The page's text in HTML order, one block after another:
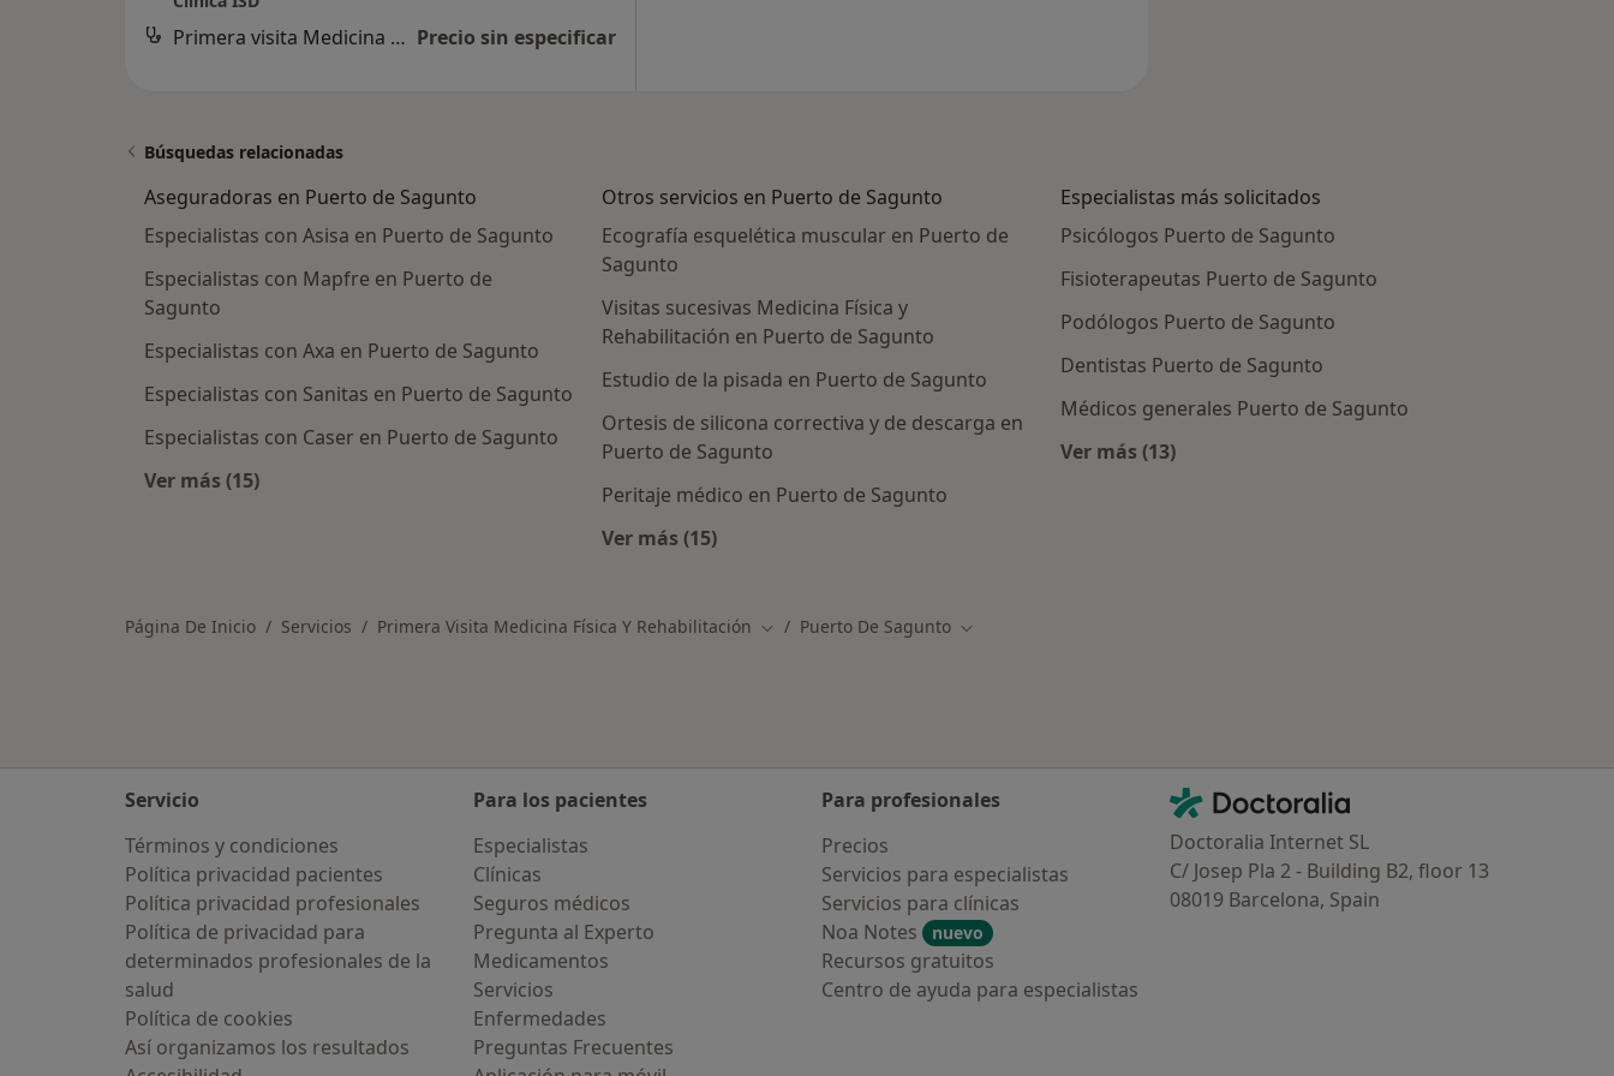
Primera visita Medicina Física y Rehabilitación Precio sin especificar
Búsquedas relacionadas
Aseguradoras en Puerto de Sagunto
Especialistas con Asisa en Puerto de Sagunto
Especialistas con Mapfre en Puerto de
Sagunto
Especialistas con Axa en Puerto de Sagunto
Especialistas con Sanitas en Puerto de Sagunto
Especialistas con Caser en Puerto de Sagunto
Ver más (15)
Más en esta categoría: Aseguradoras en Puerto de Sagunto
Otros servicios en Puerto de Sagunto
Ecografía esquelética muscular en Puerto de
Sagunto
Visitas sucesivas Medicina Física y
Rehabilitación en Puerto de Sagunto
Estudio de la pisada en Puerto de Sagunto
Ortesis de silicona correctiva y de descarga en
Puerto de Sagunto
Peritaje médico en Puerto de Sagunto
Ver más (15)
Especialistas más solicitados
Psicólogos Puerto de Sagunto
Fisioterapeutas Puerto de Sagunto
Podólogos Puerto de Sagunto
Dentistas Puerto de Sagunto
Médicos generales Puerto de Sagunto
Ver más (13)
Página De Inicio Servicios Primera Visita Medicina Física Y Rehabilitación Cambiar de ciudad
Puerto De Sagunto Cambiar de ciudad
Servicio
Términos y condiciones
Política privacidad pacientes
Política privacidad profesionales
Política de privacidad para
determinados profesionales de la
salud
Política de cookies
Así organizamos los resultados
Para los pacientes
Especialistas
Clínicas
Seguros médicos
Pregunta al Experto
Medicamentos
Servicios
Enfermedades
Preguntas Frecuentes
Para profesionales
Precios
Servicios para especialistas
Servicios para clínicas
Noa Notes
nuevo
Recursos gratuitos
Centro de ayuda para especialistas
Contacto
Doctoralia - Página de inicio
Doctoralia Internet SL
C/ Josep Pla 2 - Building B2, floor 13
08019 Barcelona, Spain